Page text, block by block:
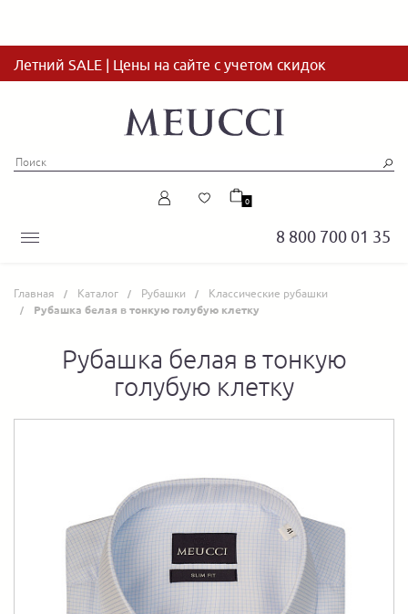
Летний SALE | Цены на сайте с учетом скидок
8 800 700 01 35
0
Главная Каталог Рубашки Классические рубашки
Рубашка белая в тонкую голубую клетку
Рубашка белая в тонкую
голубую клетку